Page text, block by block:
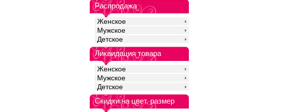
Распродажа
Женское
Мужское
Детское
Ликвидация товара
Женское
Мужское
Детское
Скидки на цвет, размер